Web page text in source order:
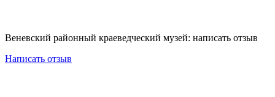
Веневский районный краеведческий музей: написать отзыв
Написать отзыв